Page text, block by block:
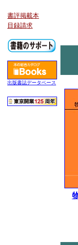
書評掲載本
目録請求
出版書誌データベース